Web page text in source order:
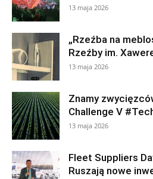
13 maja 2026
„Rzeźba na
Rzeźby im.
13 maja 2026
Znamy
Challenge V
13 maja 2026
Fleet Suppliers
Ruszają nowe